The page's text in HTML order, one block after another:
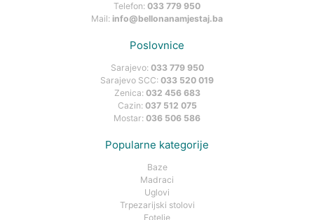
Telefon: 033 779 950
Mail: info@bellonanamjestaj.ba
Poslovnice
Sarajevo: 033 779 950
Sarajevo SCC: 033 520 019
Zenica: 032 456 683
Cazin: 037 512 075
Mostar: 036 506 586
Popularne kategorije
Baze
Madraci
Uglovi
Trpezarijski stolovi
Fotelje